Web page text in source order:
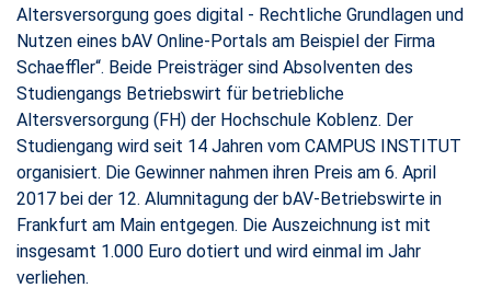
Altersversorgung goes digital - Rechtliche Grundlagen und
Nutzen eines bAV Online-Portals am Beispiel der Firma
Schaeffler“. Beide Preisträger sind Absolventen des
Studiengangs Betriebswirt für betriebliche
Altersversorgung (FH) der Hochschule Koblenz. Der
Studiengang wird seit 14 Jahren vom CAMPUS INSTITUT
organisiert. Die Gewinner nahmen ihren Preis am 6. April
2017 bei der 12. Alumnitagung der bAV-Betriebswirte in
Frankfurt am Main entgegen. Die Auszeichnung ist mit
insgesamt 1.000 Euro dotiert und wird einmal im Jahr
verliehen.